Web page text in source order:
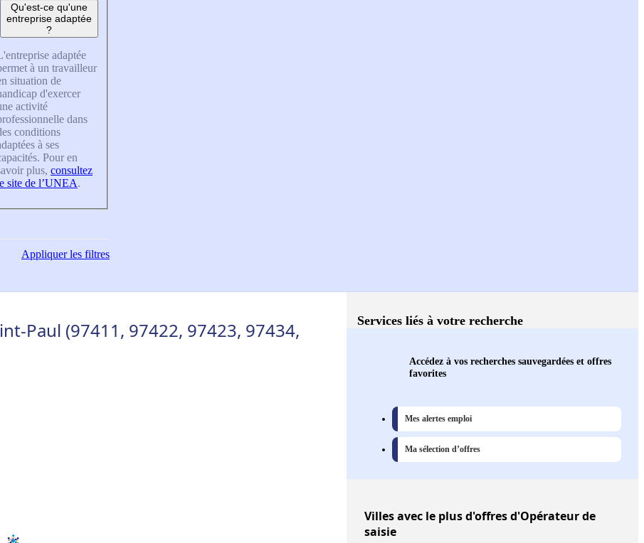
Qu'est-ce qu'une
entreprise adaptée
?
adaptée
à un travailleur
situation de
d'exercer
activité
dans
conditions
à ses
Pour en
plus, consultez
site de l’UNEA.
Appliquerles filtres
Paul (97411, 97422, 97423, 97434,
Services liés à votre recherche
Accédez à vos recherches sauvegardées et offres
favorites
Mes alertes emploi
Ma sélection d’offres
Villesavec le plus d'offres d'Opérateur de
saisie